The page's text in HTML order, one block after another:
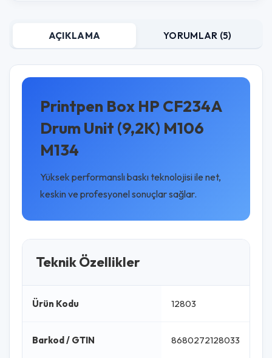
AÇIKLAMA YORUMLAR (5)
Printpen Box HP CF234A
Drum Unit (9,2K) M106
M134
Yüksek performanslı baskı teknolojisi ile net,
keskin ve profesyonel sonuçlar sağlar.
Teknik Özellikler
Ürün Kodu 12803
Barkod / GTIN 8680272128033